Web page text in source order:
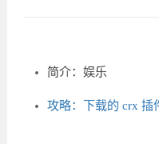
简介：娱乐
攻略：下载的 crx 插